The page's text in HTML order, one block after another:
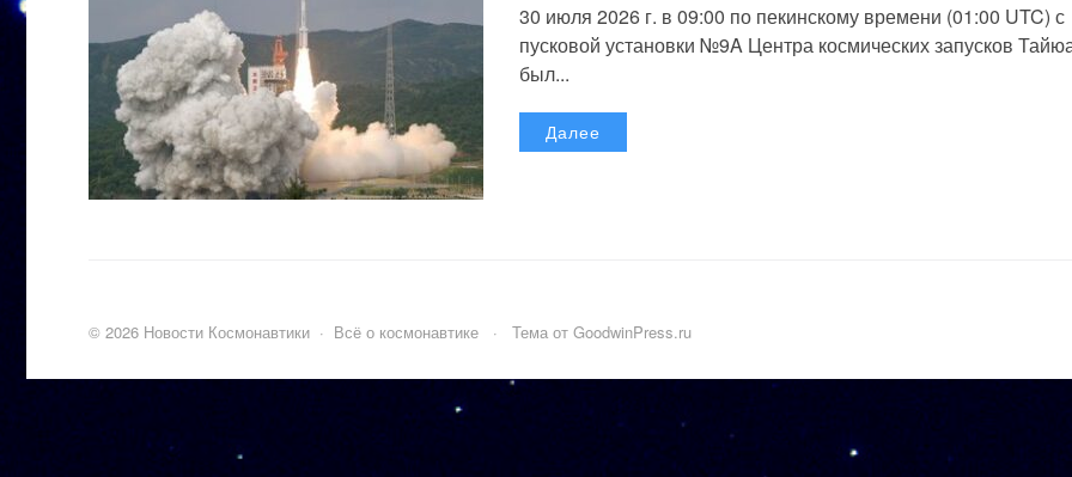
30 июля 2026 г. в 09:00 по пекинскому времени (01:00 UTC) с
пусковой установки №9A Центра космических запусков
был...
Далее
© 2026 Новости Космонавтики · Всё о космонавтике · Тема от GoodwinPress.ru